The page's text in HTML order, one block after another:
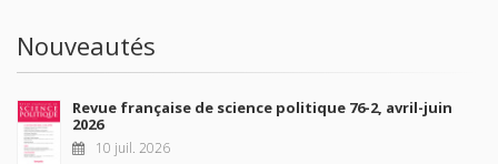
Nouveautés
Revue française de science politique 76-2, avril-juin
2026
10 juil. 2026